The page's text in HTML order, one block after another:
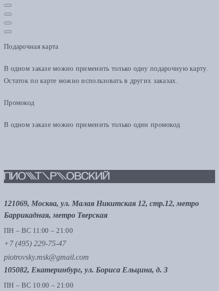
Подарочная карта
В одном заказе можно применить только одну подарочную карту.
Остаток по карте можно использовать в других заказах.
Промокод
В одном заказе можно применить только один промокод
121069, Москва, ул. Малая Никитская 12, стр.12, метро
Баррикадная, метро Тверская
ПН – ВС 11:00 – 21:00
+7 (495) 229-75-47
piotrovsky.msk@gmail.com
105082, Екатеринбург, ул. Бориса Ельцина, д. 3
ПН – ВС 10:00 – 21:00